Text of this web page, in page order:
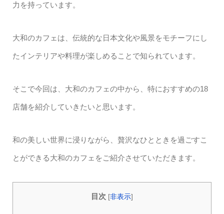
力を持っています。
大和のカフェは、伝統的な日本文化や風景をモチーフにし
たインテリアや料理が楽しめることで知られています。
そこで今回は、大和のカフェの中から、特におすすめの18
店舗を紹介していきたいと思います。
和の美しい世界に浸りながら、贅沢なひとときを過ごすこ
とができる大和のカフェをご紹介させていただきます。
目次 [非表示]